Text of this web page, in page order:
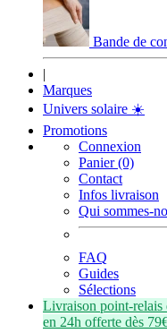
Bande de
|
Marques
Univers solaire ☀️
Promotions
Connexion
Panier (0)
Contact
Infos livraison
Qui sommes-
FAQ
Guides
Sélections
Livraison point-relais
en 24h offerte dès